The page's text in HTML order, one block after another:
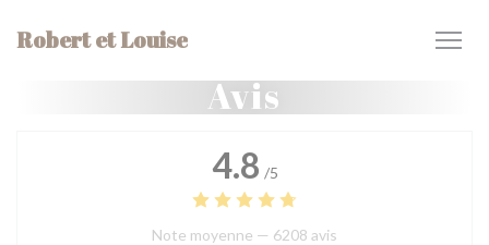
Robert et Louise
Avis
4.8 /5
Note moyenne — 6208 avis